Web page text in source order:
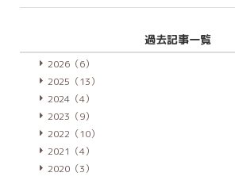
過去記事一覧
2026（6）
2025（13）
2024（4）
2023（9）
2022（10）
2021（4）
2020（3）